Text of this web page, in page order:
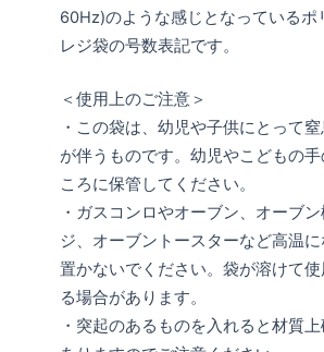
60Hz)のような感じとなっているポ
レジ袋の号数表記です。
＜使用上のご注意＞
・この袋は、幼児や子供にとって
が伴うものです。幼児やこどもの手
ころに保管してください。
・ガスコンロやオーブン、オーブ
ジ、オーブントースターなど高温
置かないでください。袋が溶けて
る場合があります。
・突起のあるものを入れると材質